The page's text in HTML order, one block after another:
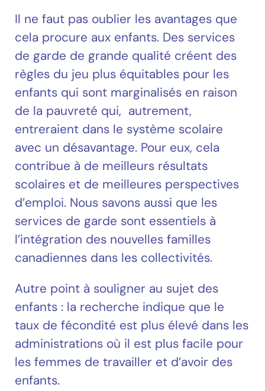
Il ne faut pas oublier les avantages que
cela procure aux enfants. Des services
de garde de grande qualité créent des
règles du jeu plus équitables pour les
enfants qui sont marginalisés en raison
de la pauvreté qui, autrement,
entreraient dans le système scolaire
avec un désavantage. Pour eux, cela
contribue à de meilleurs résultats
scolaires et de meilleures perspectives
d’emploi. Nous savons aussi que les
services de garde sont essentiels à
l’intégration des nouvelles familles
canadiennes dans les collectivités.
Autre point à souligner au sujet des
enfants : la recherche indique que le
taux de fécondité est plus élevé dans les
administrations où il est plus facile pour
les femmes de travailler et d’avoir des
enfants.